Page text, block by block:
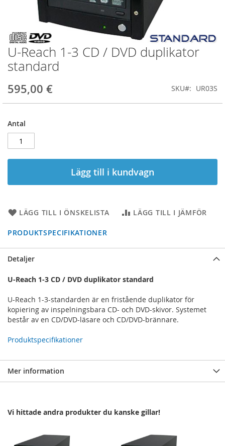
U-Reach 1-3 CD / DVD duplikator
standard
595,00 € SKU UR03S
Antal
Lägg till i kundvagn
LÄGG TILL I ÖNSKELISTA LÄGG TILL I JÄMFÖR
PRODUKTSPECIFIKATIONER
Hoppa
till
början
bildgalleriet
Detaljer
U-Reach 1-3 CD / DVD duplikator standard
U-Reach 1-3-standarden är en fristående duplikator för
kopiering av inspelningsbara CD- och DVD-skivor. Systemet
består av en CD/DVD-läsare och CD/DVD-brännare.
Produktspecifikationer
Mer information
Vi hittade andra produkter du kanske gillar!